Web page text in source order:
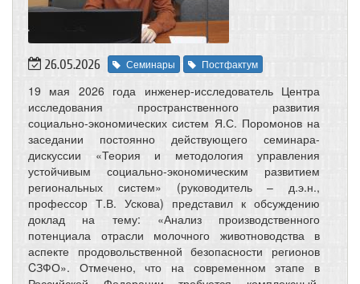
26.05.2026 Семинары Постфактум
19 мая 2026 года инженер-исследователь Центра
исследования пространственного развития
социально-экономических систем Я.С. Поромонов на
заседании постоянно действующего семинара-
дискуссии «Теория и методология управления
устойчивым социально-экономическим развитием
региональных систем» (руководитель – д.э.н.,
профессор Т.В. Ускова) представил к обсуждению
доклад на тему: «Анализ производственного
потенциала отрасли молочного животноводства в
аспекте продовольственной безопасности регионов
CЗФО». Отмечено, что на современном этапе в